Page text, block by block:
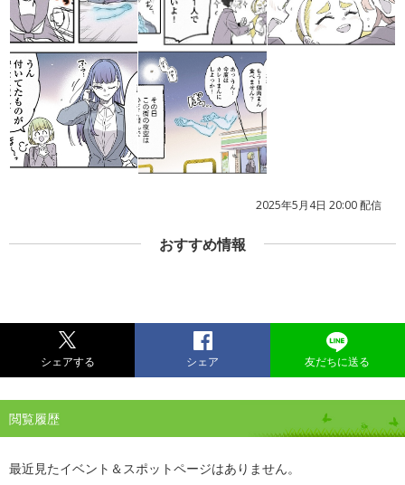
2025年5月4日 20:00 配信
おすすめ情報
シェアする シェア 友だちに送る
閲覧履歴
最近見たイベント＆スポットページはありません。